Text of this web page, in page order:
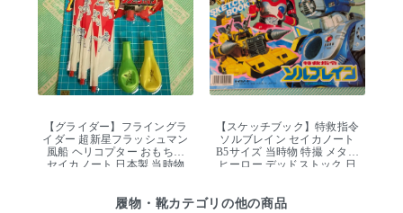
【グライダー】フライングラ
イダー 超新星フラッシュマン
風船 ヘリコプター おもちゃ
セイカノート 日本製 当時物
【スケッチブック】特救指令
ソルブレイン セイカノート
B5サイズ 当時物 特撮 メタル
ヒーロー デッドストック 日
履物・靴カテゴリの他の商品